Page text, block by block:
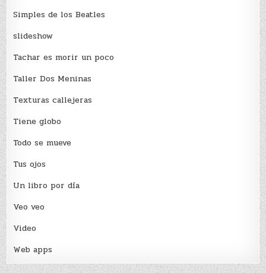
Simples de los Beatles
slideshow
Tachar es morir un poco
Taller Dos Meninas
Texturas callejeras
Tiene globo
Todo se mueve
Tus ojos
Un libro por día
Veo veo
Video
Web apps